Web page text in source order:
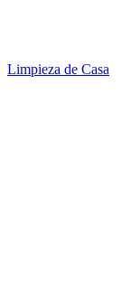
Limpieza de Casa